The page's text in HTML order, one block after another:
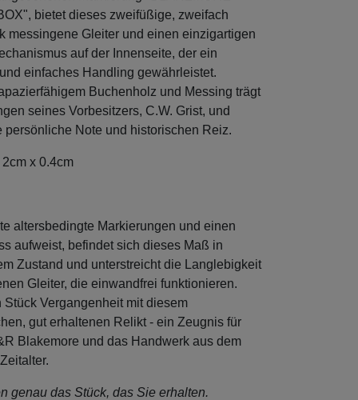
bietet dieses zweifüßige, zweifach
messingene Gleiter und einen einzigartigen
auf der Innenseite, der ein
einfaches Handling gewährleistet.
Buchenholz und Messing trägt
seines Vorbesitzers, C.W. Grist, und
persönliche Note und historischen Reiz.
x 0.4cm
altersbedingte Markierungen und einen
aufweist, befindet sich dieses Maß in
Zustand und unterstreicht die Langlebigkeit
Gleiter, die einwandfrei funktionieren.
Stück Vergangenheit mit diesem
gut erhaltenen Relikt - ein Zeugnis für
Blakemore und das Handwerk aus dem
genau das Stück, das Sie erhalten.